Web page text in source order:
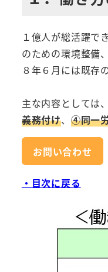
１億人が総活躍で
のための環境整備
８年６月には既存
主な内容としては、
義務付け、 ④同一
お問い合わせ
・目次に戻る